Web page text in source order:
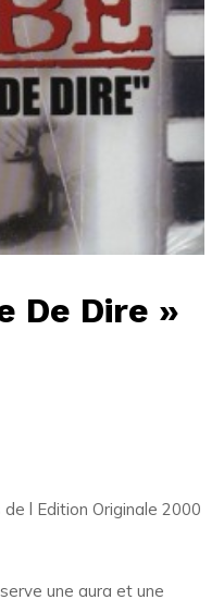
De Dire »
l Edition Originale 2000
une aura et une